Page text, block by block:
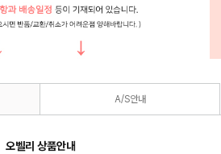
A/S안내
오벨리 상품안내